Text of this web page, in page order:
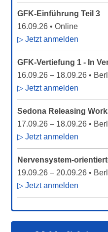
GFK-Einführung Teil 3
16.09.26 • Online
▷ Jetzt anmelden
GFK-Vertiefung 1 - In
16.09.26 – 18.09.26 •
▷ Jetzt anmelden
Sedona Releasing
17.09.26 – 18.09.26 •
▷ Jetzt anmelden
Nervensystem-
19.09.26 – 20.09.26 •
▷ Jetzt anmelden